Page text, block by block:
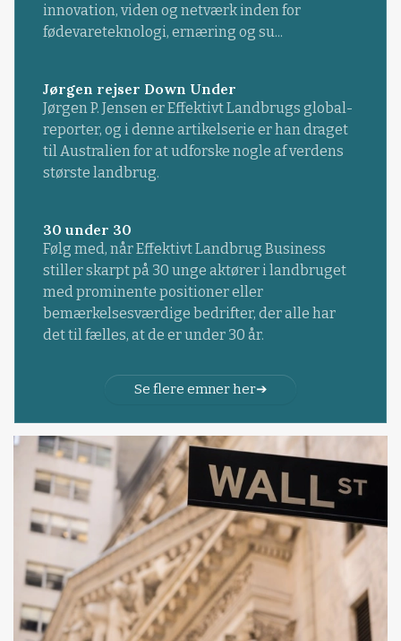
innovation, viden og netværk inden for
fødevareteknologi, ernæring og su...
Jørgen rejser Down Under
Jørgen P. Jensen er Effektivt Landbrugs global-
reporter, og i denne artikelserie er han draget
til Australien for at udforske nogle af verdens
største landbrug.
30 under 30
Følg med, når Effektivt Landbrug Business
stiller skarpt på 30 unge aktører i landbruget
med prominente positioner eller
bemærkelsesværdige bedrifter, der alle har
det til fælles, at de er under 30 år.
Se flere emner her